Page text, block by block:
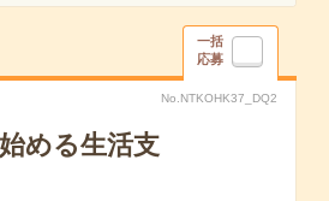
一括
応募
No.NTKOHK37_DQ2
める生活支